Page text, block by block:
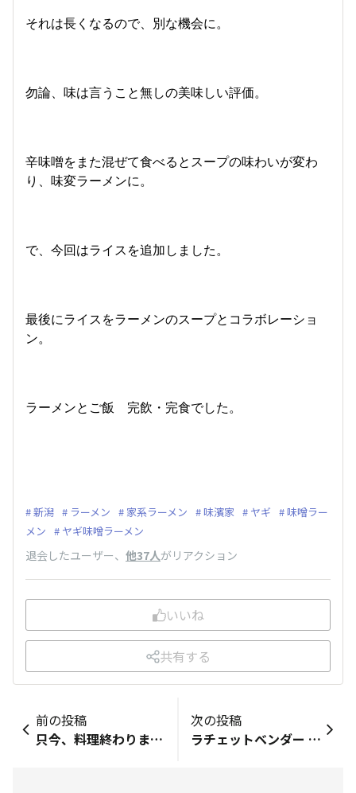
それは長くなるので、別な機会に。
勿論、味は言うこと無しの美味しい評価。
辛味噌をまた混ぜて食べるとスープの味わいが変わ
り、味変ラーメンに。
で、今回はライスを追加しました。
最後にライスをラーメンのスープとコラボレーショ
ン。
ラーメンとご飯 完飲・完食でした。
新潟 ラーメン 家系ラーメン 味濱家 ヤギ
味噌ラー
メン
ヤギ味噌ラーメン
退会したユーザー、 他37人がリアクション
いいね
共有する
前の投稿
只今、料理終わりました。
次の投稿
ラチェットベンダー ︵︶